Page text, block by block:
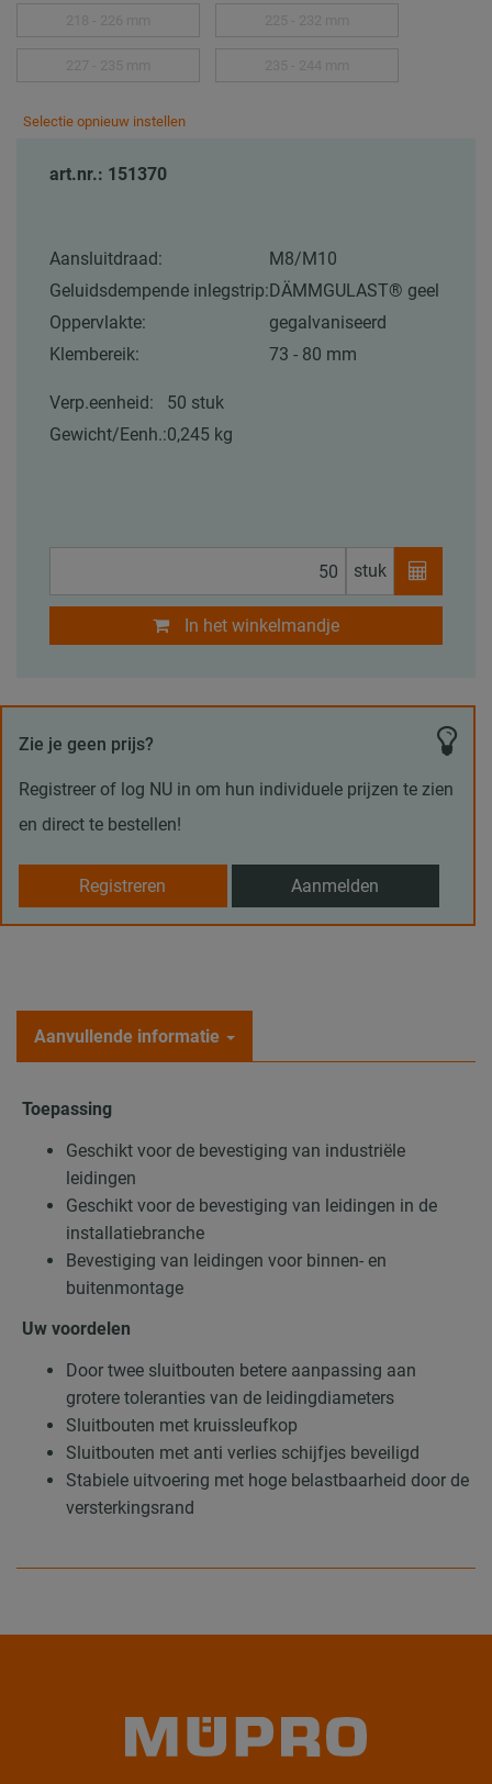
Selectie opnieuw instellen
art.nr.: 151370
Aansluitdraad:
M8/M10
Geluidsdempende inlegstrip: DÄMMGULAST® geel
Oppervlakte:
gegalvaniseerd
Klembereik:
73 - 80 mm
Verp.eenheid:
50 stuk
Gewicht/Eenh.:0,245 kg
stuk
In het winkelmandje
Zie je geen prijs?
Registreer of log NU in om hun individuele prijzen te zien
en direct te bestellen!
Registreren Aanmelden
Aanvullende informatie
Toepassing
Geschikt voor de bevestiging van industriële
leidingen
Geschikt voor de bevestiging van leidingen in de
installatiebranche
Bevestiging van leidingen voor binnen- en
buitenmontage
Uw voordelen
Door twee sluitbouten betere aanpassing aan
grotere toleranties van de leidingdiameters
Sluitbouten met kruissleufkop
Sluitbouten met anti verlies schijfjes beveiligd
Stabiele uitvoering met hoge belastbaarheid door de
versterkingsrand